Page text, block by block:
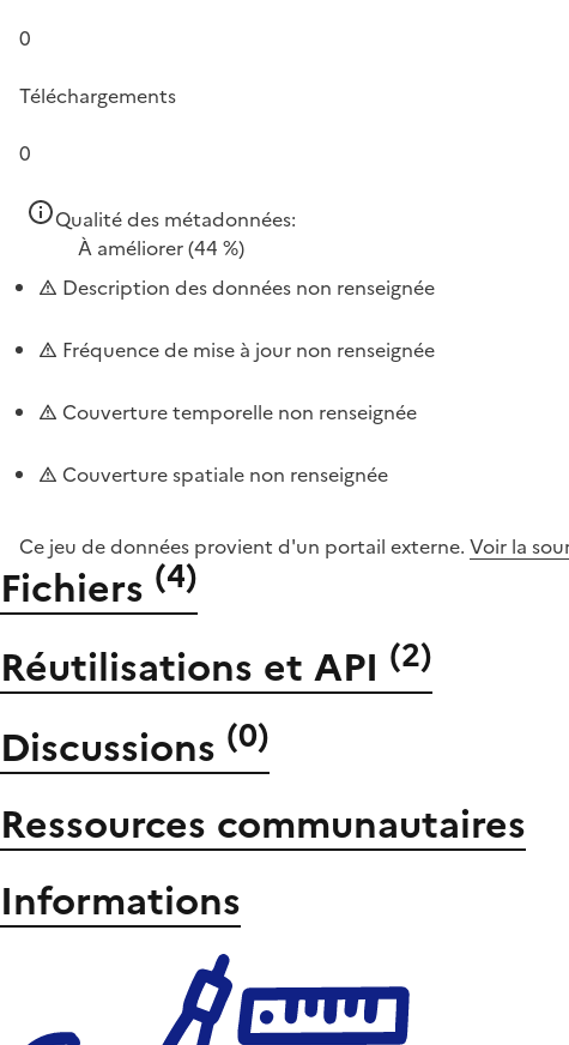
0
Téléchargements
0
Qualité des métadonnées:
À améliorer(44 %)
Description des données non renseignée
Fréquence de mise à jour non renseignée
Couverture temporelle non renseignée
Couverture spatiale non renseignée
Ce jeu de données provient d'un portail externe. Voir la
Fichiers (4)
Réutilisations et API (2)
Discussions (0)
Ressources communautaires
Informations